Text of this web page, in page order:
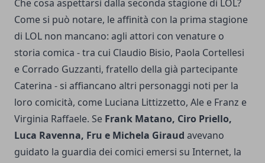
Che cosa aspettarsi dalla seconda stagione di LOL?
Come si può notare, le affinità con la prima stagione
di LOL non mancano: agli attori con venature o
storia comica - tra cui Claudio Bisio, Paola Cortellesi
e Corrado Guzzanti, fratello della già partecipante
Caterina - si affiancano altri personaggi noti per la
loro comicità, come Luciana Littizzetto, Ale e Franz e
Virginia Raffaele. Se Frank Matano, Ciro Priello,
Luca Ravenna, Fru e Michela Giraud avevano
guidato la guardia dei comici emersi su Internet, la